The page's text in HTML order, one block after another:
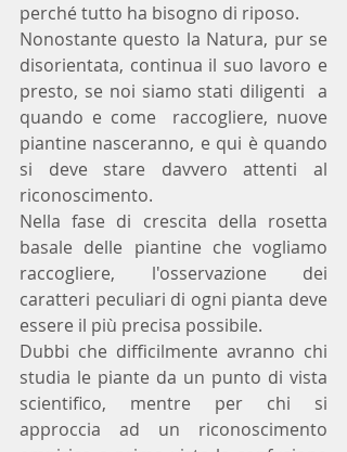
perché tutto ha bisogno di riposo.
Nonostante questo la Natura, pur se
disorientata, continua il suo lavoro e
presto, se noi siamo stati diligenti  a
quando e come  raccogliere, nuove
piantine nasceranno, e qui è quando
si deve stare davvero attenti al
riconoscimento.
Nella fase di crescita della rosetta
basale delle piantine che vogliamo
raccogliere, l'osservazione dei
caratteri peculiari di ogni pianta deve
essere il più precisa possibile.
Dubbi che difficilmente avranno chi
studia le piante da un punto di vista
scientifico, mentre per chi si
approccia ad un riconoscimento